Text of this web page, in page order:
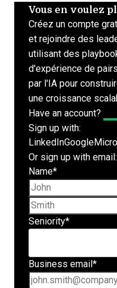
Vous en voulez
Créez un compte
et rejoindre des
utilisant des
d'expérience de
par l'IA pour
une croissance
Have an account?
Sign up with:
LinkedInGoogle
Or sign up with email:
Name*
Seniority*
Business email *